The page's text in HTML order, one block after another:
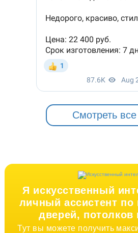
Смотреть
Я искусственный
личный ассистент по
дверей, потолков
Тут вы можете получить